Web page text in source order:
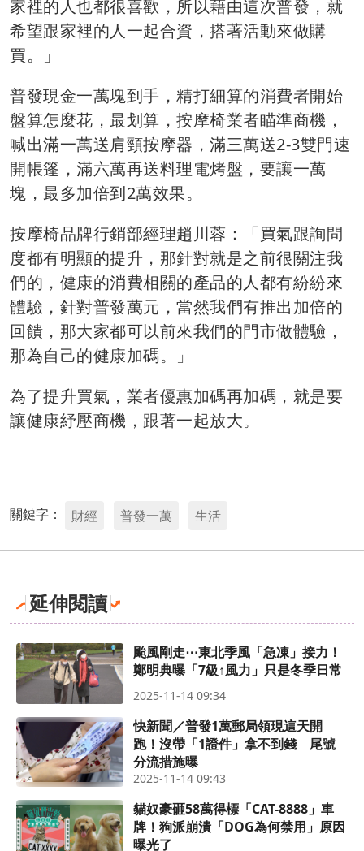
家裡的人也都很喜歡，所以藉由這次普發，就
希望跟家裡的人一起合資，搭著活動來做購
買。」
普發現金一萬塊到手，精打細算的消費者開始
盤算怎麼花，最划算，按摩椅業者瞄準商機，
喊出滿一萬送肩頸按摩器，滿三萬送2-3雙門速
開帳篷，滿六萬再送料理電烤盤，要讓一萬
塊，最多加倍到2萬效果。
按摩椅品牌行銷部經理趙川蓉：「買氣跟詢問
度都有明顯的提升，那針對就是之前很關注我
們的，健康的消費相關的產品的人都有紛紛來
體驗，針對普發萬元，當然我們有推出加倍的
回饋，那大家都可以前來我們的門市做體驗，
那為自己的健康加碼。」
為了提升買氣，業者優惠加碼再加碼，就是要
讓健康紓壓商機，跟著一起放大。
關鍵字： 財經 普發一萬 生活
延伸閱讀
颱風剛走⋯東北季風「急凍」接力！
鄭明典曝「7級↑風力」只是冬季日常
2025-11-14 09:34
快新聞／普發1萬郵局領現這天開
跑！沒帶「1證件」拿不到錢 尾號
分流措施曝
2025-11-14 09:43
貓奴豪砸58萬得標「CAT-8888」車
牌！狗派崩潰「DOG為何禁用」原因
曝光了